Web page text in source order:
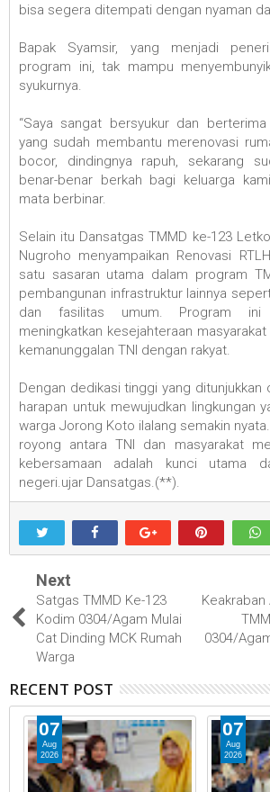
bisa segera ditempati dengan nyaman
Bapak Syamsir, yang menjadi
program ini, tak mampu
syukurnya.
“Saya sangat bersyukur dan
yang sudah membantu merenovasi
bocor, dindingnya rapuh, sekarang
benar-benar berkah bagi keluarga
mata berbinar.
Selain itu Dansatgas TMMD ke-123
Nugroho menyampaikan Renovasi
satu sasaran utama dalam program
pembangunan infrastruktur lainnya
dan fasilitas umum. Program ini
meningkatkan kesejahteraan
kemanunggalan TNI dengan rakyat.
Dengan dedikasi tinggi yang ditunjukkan
harapan untuk mewujudkan lingkungan
warga Jorong Koto ilalang semakin
royong antara TNI dan masyarakat
kebersamaan adalah kunci utama
negeri.ujar Dansatgas.(**).
Next
Satgas TMMD Ke-123
Kodim 0304/Agam Mulai
Cat Dinding MCK Rumah
Warga
0304/
RECENT POST
07
Aug
2026
07
Aug
2026